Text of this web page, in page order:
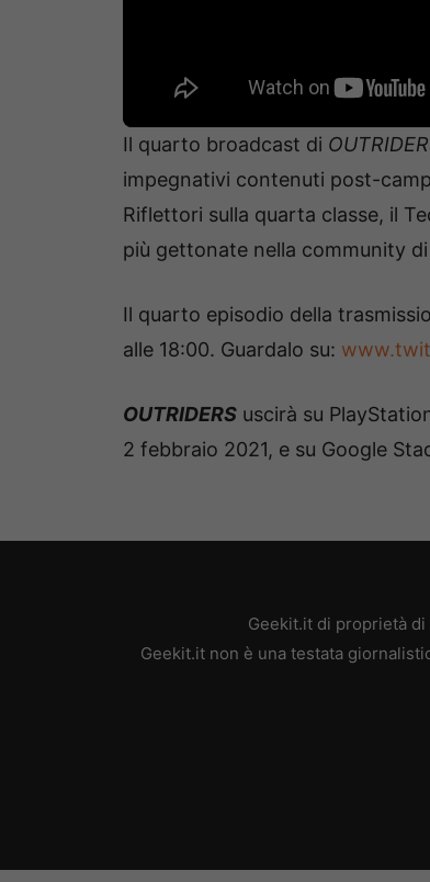
Il quarto broadcast di
impegnativi contenuti post-
Riflettori sulla quarta classe, il
più gettonate nella community di
Il quarto episodio della
alle 18:00. Guardalo su:
OUTRIDERS uscirà su
2 febbraio 2021, e su Google
Geekit.it di proprietà di
Geekit.it non è una testata